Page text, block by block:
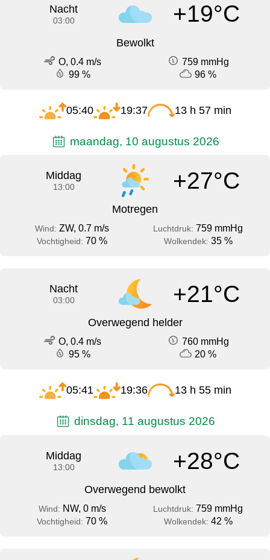
Nacht
03:00 +19°C
Bewolkt
O, 0.4 m/s
759 mmHg
99 %
96 %
05:40 19:37 13 h 57 min
maandag, 10 augustus 2026
Middag
13:00 +27°C
Motregen
Wind: ZW, 0.7 m/s Luchtdruk: 759 mmHg
Vochtigheid: 70 % Wolkendek: 35 %
Nacht
03:00 +21°C
Overwegend helder
O, 0.4 m/s
760 mmHg
95 %
20 %
05:41 19:36 13 h 55 min
dinsdag, 11 augustus 2026
Middag
13:00 +28°C
Overwegend bewolkt
Wind: NW, 0 m/s Luchtdruk: 759 mmHg
Vochtigheid: 70 % Wolkendek: 42 %